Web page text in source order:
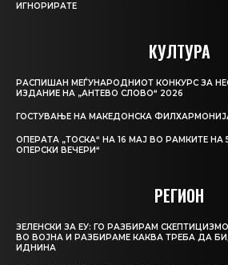
ИГНОРИРАТЕ
КУЛТУРА
РАСПИШАН МЕЃУНАРОДНИОТ КОНКУРС ЗА
ИЗДАНИЕ НА „АНТЕВО СЛОВО“ 2026
ГОСТУВАЊЕ НА МАКЕДОНСКА
ОПЕРАТА „ТОСКА“ НА 16 МАЈ ВО РАМКИТЕ НА
ОПЕРСКИ ВЕЧЕРИ“
РЕГИОН
ЗЕЛЕНСКИ ЗА ЕУ: ГО РАЗБИРАМ
ВО ВОЈНА И РАЗБИРАМЕ КАКВА ТРЕБА ДА
ИДНИНА